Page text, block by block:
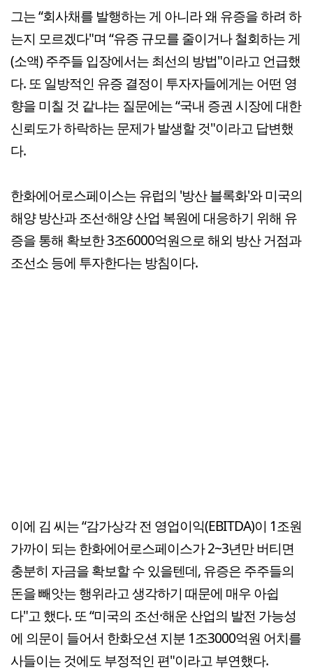
그는 “회사채를 발행하는 게 아니라 왜 유증을 하려 하
는지 모르겠다"며 “유증 규모를 줄이거나 철회하는 게
(소액) 주주들 입장에서는 최선의 방법"이라고 언급했
다. 또 일방적인 유증 결정이 투자자들에게는 어떤 영
향을 미칠 것 같냐는 질문에는 “국내 증권 시장에 대한
신뢰도가 하락하는 문제가 발생할 것"이라고 답변했
다.
한화에어로스페이스는 유럽의 '방산 블록화'와 미국의
해양 방산과 조선·해양 산업 복원에 대응하기 위해 유
증을 통해 확보한 3조6000억원으로 해외 방산 거점과
조선소 등에 투자한다는 방침이다.
이에 김 씨는 “감가상각 전 영업이익(EBITDA)이 1조원
가까이 되는 한화에어로스페이스가 2~3년만 버티면
충분히 자금을 확보할 수 있을텐데, 유증은 주주들의
돈을 빼앗는 행위라고 생각하기 때문에 매우 아쉽
다"고 했다. 또 “미국의 조선·해운 산업의 발전 가능성
에 의문이 들어서 한화오션 지분 1조3000억원 어치를
사들이는 것에도 부정적인 편"이라고 부연했다.